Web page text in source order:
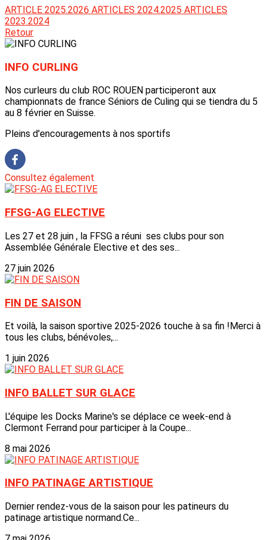
ARTICLE 2025.2026 ARTICLES 2024.2025 ARTICLES
2023.2024
Retour
INFO CURLING
Nos curleurs du club ROC ROUEN participeront aux
championnats de france Séniors de Culing qui se tiendra du 5
au 8 février en Suisse.
Pleins d'encouragements à nos sportifs
Consultez également
FFSG-AG ELECTIVE
Les 27 et 28 juin , la FFSG a réuni ses clubs pour son
Assemblée Générale Elective et des ses...
27 juin 2026
FIN DE SAISON
Et voilà, la saison sportive 2025-2026 touche à sa fin !Merci à
tous les clubs, bénévoles,...
1 juin 2026
INFO BALLET SUR GLACE
L'équipe les Docks Marine's se déplace ce week-end à
Clermont Ferrand pour participer à la Coupe...
8 mai 2026
INFO PATINAGE ARTISTIQUE
Dernier rendez-vous de la saison pour les patineurs du
patinage artistique normand.Ce...